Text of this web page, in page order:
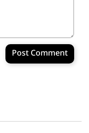
Post Comment